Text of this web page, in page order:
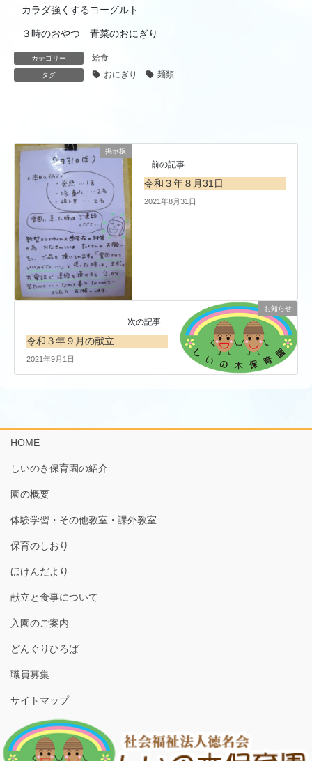
カラダ強くするヨーグルト
３時のおやつ 青菜のおにぎり
カテゴリー 給食
タグ おにぎり 麺類
掲示板
前の記事
令和３年８月31日
2021年8月31日
お知らせ
次の記事
令和３年９月の献立
2021年9月1日
HOME
しいのき保育園の紹介
園の概要
体験学習・その他教室・課外教室
保育のしおり
ほけんだより
献立と食事について
入園のご案内
どんぐりひろば
職員募集
サイトマップ